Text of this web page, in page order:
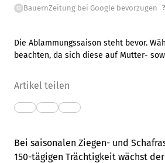
G BauernZeitung bei Google bevorzugen ?
Die Ablammungssaison steht bevor.
beachten, da sich diese auf Mutter-
Artikel teilen
Bei saisonalen Ziegen- und
150-tägigen Trächtigkeit wächst